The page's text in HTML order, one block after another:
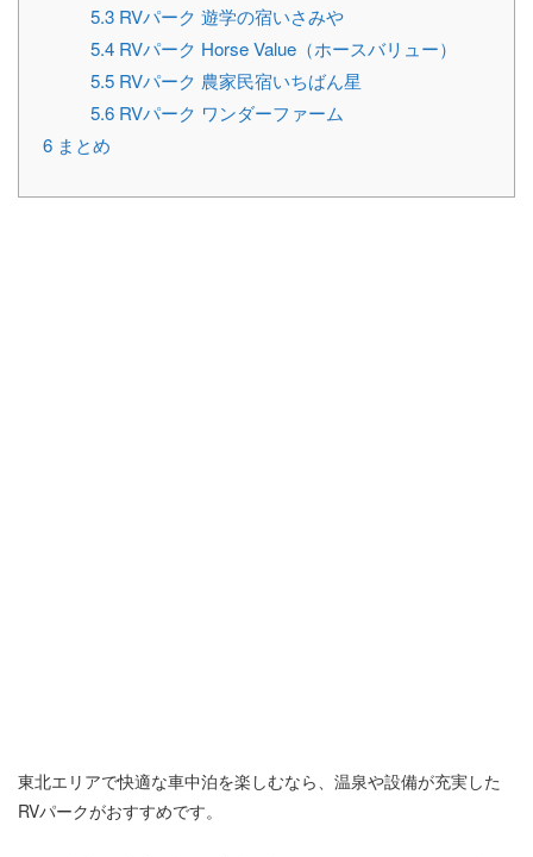
5.3 RVパーク 遊学の宿いさみや
5.4 RVパーク Horse Value（ホースバリュー）
5.5 RVパーク 農家民宿いちばん星
5.6 RVパーク ワンダーファーム
6 まとめ
東北エリアで快適な車中泊を楽しむなら、温泉や設備が充実した
RVパークがおすすめです。